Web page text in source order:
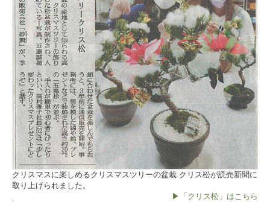
クリスマスに楽しめるクリスマスツリーの盆栽 クリス松が読売新聞に
取り上げられました。
▶「クリス松」はこちら